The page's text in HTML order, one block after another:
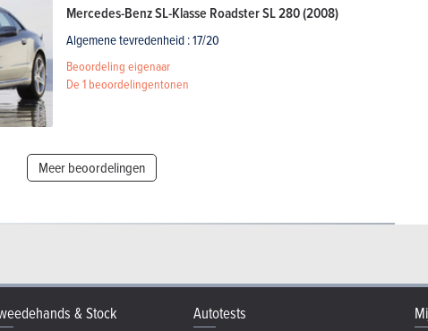
Mercedes-Benz SL-Klasse Roadster SL 280 (2008)
Algemene tevredenheid : 17/20
Beoordeling eigenaar
De 1 beoordelingentonen
Meer beoordelingen
& Stock Autotests